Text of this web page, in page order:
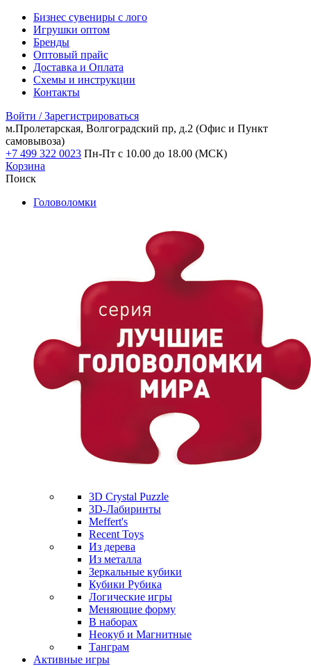
Бизнес сувениры с лого
Игрушки оптом
Бренды
Оптовый прайс
Доставка и Оплата
Схемы и инструкции
Контакты
Войти / Зарегистрироваться
м.Пролетарская, Волгоградский пр, д.2 (Офис и Пункт
самовывоза)
+7 499 322 0023 Пн-Пт с 10.00 до 18.00 (МСК)
Корзина
Поиск
Головоломки
3D Crystal Puzzle
3D-Лабиринты
Meffert's
Recent Toys
Из дерева
Из металла
Зеркальные кубики
Кубики Рубика
Логические игры
Меняющие форму
В наборах
Неокуб и Магнитные
Танграм
Активные игры